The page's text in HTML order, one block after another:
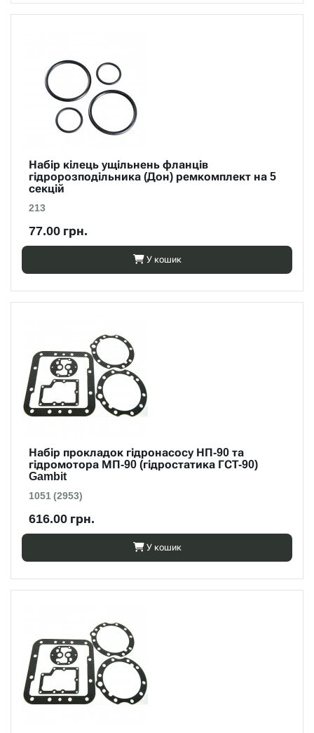
Набір кілець ущільнень фланців
гідророзподільника (Дон) ремкомплект на 5
секцій
213
77.00 грн.
У кошик
Набір прокладок гідронасосу НП-90 та
гідромотора МП-90 (гідростатика ГСТ-90)
Gambit
1051 (2953)
616.00 грн.
У кошик